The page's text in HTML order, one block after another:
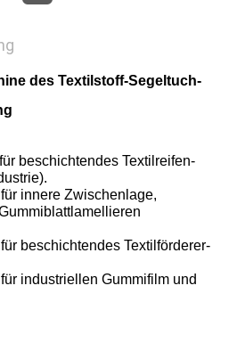
des Textilstoff-Segeltuch-
beschichtendes Textilreifen-
innere Zwischenlage,
beschichtendes Textilförderer-
industriellen Gummifilm und